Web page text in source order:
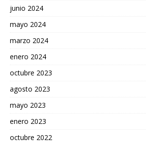
junio 2024
mayo 2024
marzo 2024
enero 2024
octubre 2023
agosto 2023
mayo 2023
enero 2023
octubre 2022